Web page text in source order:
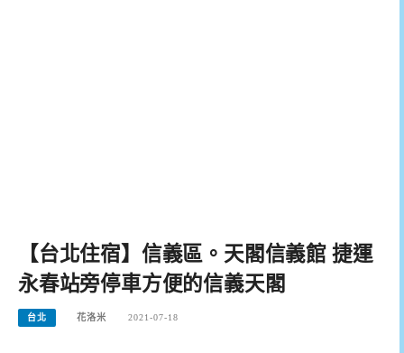
【台北住宿】信義區。天閣信義館 捷運
永春站旁停車方便的信義天閣
台北 花洛米 2021-07-18